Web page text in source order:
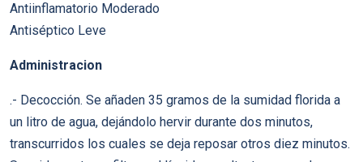
Antiinflamatorio Moderado
Antiséptico Leve
Administracion
.- Decocción. Se añaden 35 gramos de la sumidad florida a
un litro de agua, dejándolo hervir durante dos minutos,
transcurridos los cuales se deja reposar otros diez minutos.